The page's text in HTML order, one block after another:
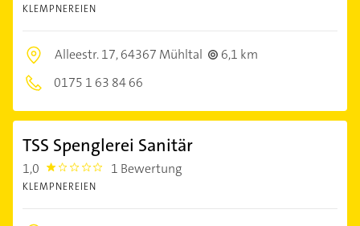
KLEMPNEREIEN
Alleestr. 17,64367 Mühltal
6,1 km
0175 1 63 84 66
TSS Spenglerei Sanitär
1,0 1.0 1 Bewertung
KLEMPNEREIEN